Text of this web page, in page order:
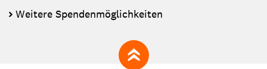
Weitere Spendenmöglichkeiten
zum Seitenanfang